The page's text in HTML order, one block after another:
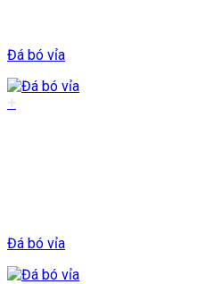
Đá bó vỉa
Đá bó vỉa